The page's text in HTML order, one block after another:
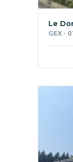
Le
GEX -